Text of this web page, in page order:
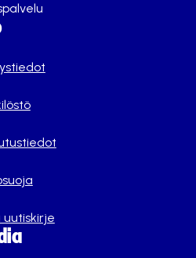
uutiskirje